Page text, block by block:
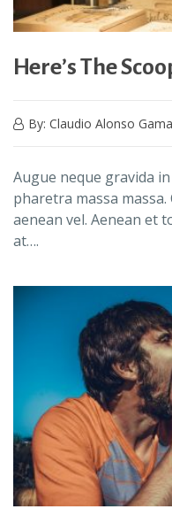
Here’s The
By: Claudio Alonso
Augue neque gravida
pharetra massa
aenean vel. Aenean et
at….